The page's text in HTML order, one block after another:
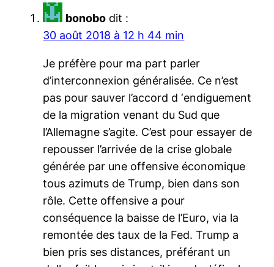
bonobo dit :
30 août 2018 à 12 h 44 min
Je préfère pour ma part parler
d’interconnexion généralisée. Ce n’est
pas pour sauver l’accord d ‘endiguement
de la migration venant du Sud que
l’Allemagne s’agite. C’est pour essayer de
repousser l’arrivée de la crise globale
générée par une offensive économique
tous azimuts de Trump, bien dans son
rôle. Cette offensive a pour
conséquence la baisse de l’Euro, via la
remontée des taux de la Fed. Trump a
bien pris ses distances, préférant un